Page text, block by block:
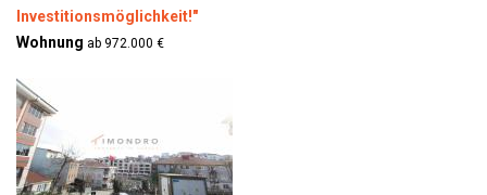
Investitionsmöglichkeit!"
Wohnung ab 972.000 €